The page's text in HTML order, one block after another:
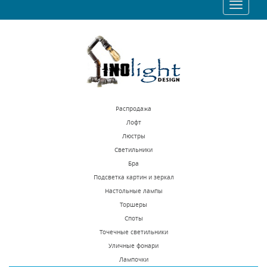
Toggle
Распродажа
Лофт
Люстры
Светильники
Бра
Подсветка картин и зеркал
Настольные лампы
Торшеры
Споты
Точечные светильники
Уличные фонари
Лампочки